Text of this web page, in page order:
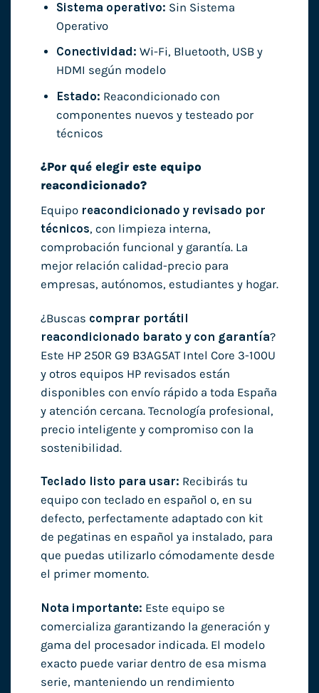
Sistema operativo: Sin Sistema
Operativo
Conectividad: Wi-Fi, Bluetooth, USB y
HDMI según modelo
Estado: Reacondicionado con
componentes nuevos y testeado por
técnicos
¿Por qué elegir este equipo
reacondicionado?
Equipo reacondicionado y revisado por
técnicos, con limpieza interna,
comprobación funcional y garantía. La
mejor relación calidad-precio para
empresas, autónomos, estudiantes y hogar.
¿Buscas comprar portátil
reacondicionado barato y con garantía?
Este HP 250R G9 B3AG5AT Intel Core 3-100U
y otros equipos HP revisados están
disponibles con envío rápido a toda España
y atención cercana. Tecnología profesional,
precio inteligente y compromiso con la
sostenibilidad.
Teclado listo para usar: Recibirás tu
equipo con teclado en español o, en su
defecto, perfectamente adaptado con kit
de pegatinas en español ya instalado, para
que puedas utilizarlo cómodamente desde
el primer momento.
Nota importante: Este equipo se
comercializa garantizando la generación y
gama del procesador indicada. El modelo
exacto puede variar dentro de esa misma
serie, manteniendo un rendimiento